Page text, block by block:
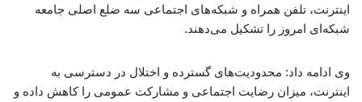
اینترنت، تلفن همراه و شبکه‌های اجتماعی سه ضلع اصلی جامعه
شبکه‌ای امروز را تشکیل می‌دهند.
وی ادامه داد: محدودیت‌های گسترده و اختلال در دسترسی به
اینترنت، میزان رضایت اجتماعی و مشارکت عمومی را کاهش داده و